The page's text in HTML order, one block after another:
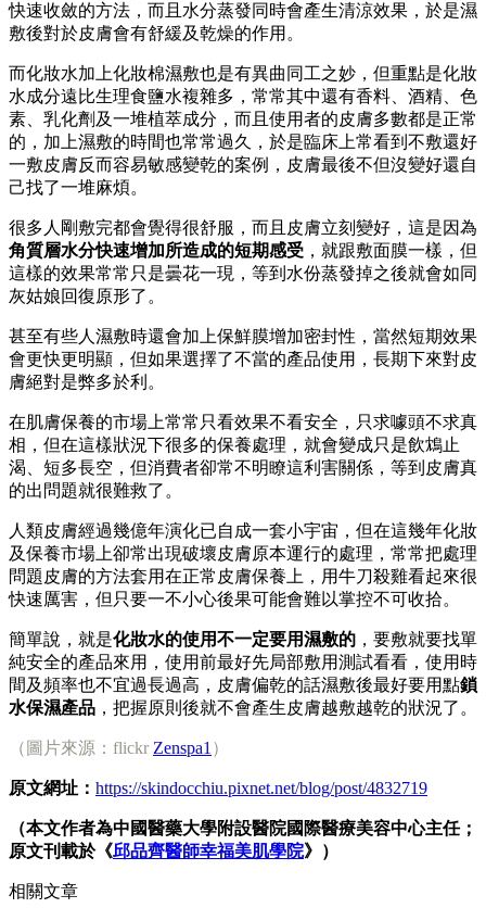
快速收斂的方法，而且水分蒸發同時會產生清涼效果，於是濕
敷後對於皮膚會有舒緩及乾燥的作用。
而化妝水加上化妝棉濕敷也是有異曲同工之妙，但重點是化妝
水成分遠比生理食鹽水複雜多，常常其中還有香料、酒精、色
素、乳化劑及一堆植萃成分，而且使用者的皮膚多數都是正常
的，加上濕敷的時間也常常過久，於是臨床上常看到不敷還好
一敷皮膚反而容易敏感變乾的案例，皮膚最後不但沒變好還自
己找了一堆麻煩。
很多人剛敷完都會覺得很舒服，而且皮膚立刻變好，這是因為
角質層水分快速增加所造成的短期感受 ，就跟敷面膜一樣，但
這樣的效果常常只是曇花一現，等到水份蒸發掉之後就會如同
灰姑娘回復原形了。
甚至有些人濕敷時還會加上保鮮膜增加密封性，當然短期效果
會更快更明顯，但如果選擇了不當的產品使用，長期下來對皮
膚絕對是弊多於利。
在肌膚保養的市場上常常只看效果不看安全，只求噱頭不求真
相，但在這樣狀況下很多的保養處理，就會變成只是飲鴆止
渴、短多長空，但消費者卻常不明瞭這利害關係，等到皮膚真
的出問題就很難救了。
人類皮膚經過幾億年演化已自成一套小宇宙，但在這幾年化妝
及保養市場上卻常出現破壞皮膚原本運行的處理，常常把處理
問題皮膚的方法套用在正常皮膚保養上，用牛刀殺雞看起來很
快速厲害，但只要一不小心後果可能會難以掌控不可收拾。
簡單說，就是化妝水的使用不一定要用濕敷的 ，要敷就要找單
純安全的產品來用，使用前最好先局部敷用測試看看，使用時
間及頻率也不宜過長過高，皮膚偏乾的話濕敷後最好要用點鎖
水保濕產品 ，把握原則後就不會產生皮膚越敷越乾的狀況了。
（圖片來源：flickr Zenspa1 ）
原文網址： https://skindocchiu.pixnet.net/blog/post/4832719
（本文作者為中國醫藥大學附設醫院國際醫療美容中心主任；
原文刊載於《邱品齊醫師幸福美肌學院》）
相關文章